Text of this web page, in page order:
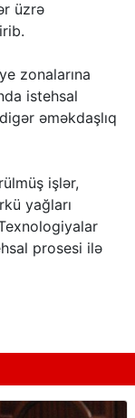
üzrə
zonalarına
istehsal
əməkdaşlıq
işlər,
yağları
prosesi ilə